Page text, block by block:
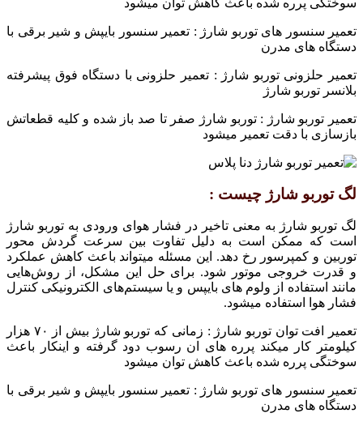
تعمیر سنسور های توربو شارژ : تعمیر سنسور بایپش و شیر برقی با
دستگاه های مدرن
تعمیر حلزونی توربو شارژ : تعمیر حلزونی با دستگاه فوق پیشرفته
بلانسر توربو شارژ
تعمیر توربو شارژ : توربو شارژ صفر تا صد باز شده و کلیه قطعاتش
بازسازی با دقت تعمیر میشود
لگ توربو شارژ چیست :
لگ توربو شارژ به معنی تاخیر در فشار هوای ورودی به توربو شارژ
است که ممکن است به دلیل تفاوت بین سرعت گردش محور
توربین و کمپرسور رخ دهد. این مسئله میتواند باعث کاهش عملکرد
و قدرت خروجی موتور شود. برای حل این مشکل، از روش‌هایی
مانند استفاده از ولوم های بایپس و یا سیستم‌های الکترونیکی کنترل
فشار هوا استفاده میشود.
تعمیر افت توان توربو شارژ : زمانی که توربو شارژ بیش از ۷۰ هزار
کیلومتر کار میکند پرره های ان رسوب دود گرفته و اینکار باعث
سوختگی پرره شده باعث کاهش توان میشود
تعمیر سنسور های توربو شارژ : تعمیر سنسور بایپش و شیر برقی با
دستگاه های مدرن